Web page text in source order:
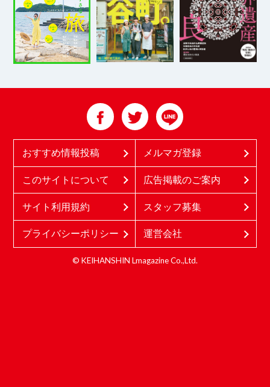
おすすめ情報投稿 メルマガ登録
このサイトについて 広告掲載のご案内
サイト利用規約 スタッフ募集
プライバシーポリシー 運営会社
© KEIHANSHIN Lmagazine Co.,Ltd.